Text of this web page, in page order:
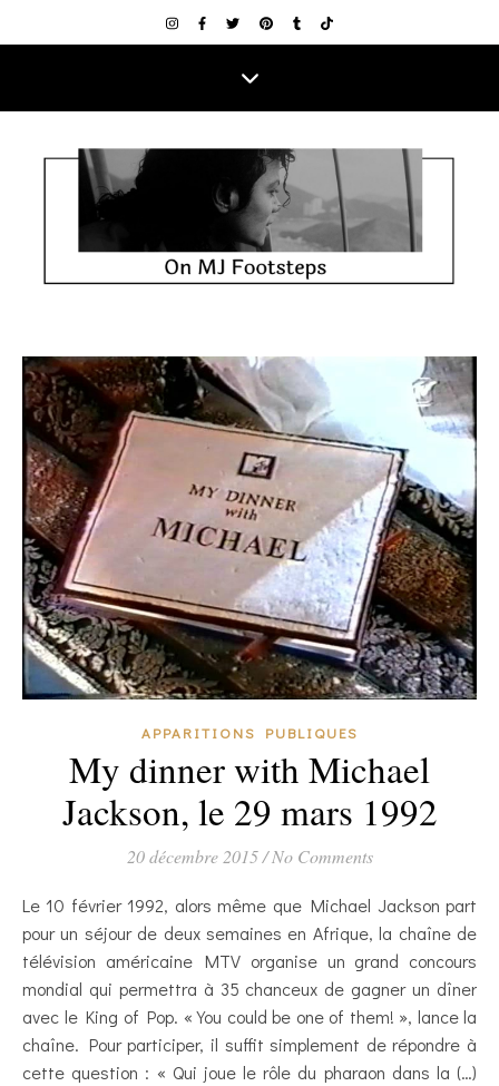
APPARITIONS PUBLIQUES
My dinner with Michael
Jackson, le 29 mars 1992
20 décembre 2015/ No Comments
Le 10 février 1992, alors même que Michael Jackson part
pour un séjour de deux semaines en Afrique, la chaîne de
télévision américaine MTV organise un grand concours
mondial qui permettra à 35 chanceux de gagner un dîner
avec le King of Pop. « You could be one of them! », lance la
chaîne. Pour participer, il suffit simplement de répondre à
cette question : « Qui joue le rôle du pharaon dans la (…)